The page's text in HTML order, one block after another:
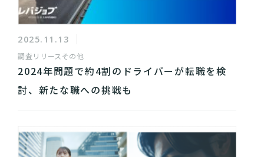
2025.11.13
調査リリース その他
2024年問題で約4割のドライバーが転職を検
討、新たな職への挑戦も